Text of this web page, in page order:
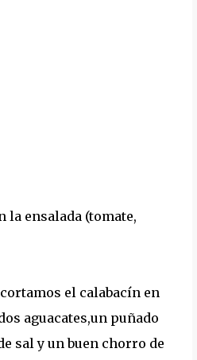
la ensalada (tomate,
el calabacín en
aguacates,un puñado
sal y un buen chorro de